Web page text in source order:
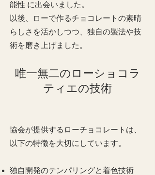
能性 に出会いました。
以後、ローで作るチョコレートの素晴
らしさを活かしつつ、独自の製法や技
術を磨き上げました。
唯一無二のローショコラ
ティエの技術
協会が提供するローチョコレートは、
以下の特徴を大切にしています。
独自開発のテンパリングと着色技術